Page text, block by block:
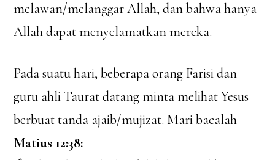
melawan/melanggar Allah, dan bahwa hanya
Allah dapat menyelamatkan mereka.
Pada suatu hari, beberapa orang Farisi dan
guru ahli Taurat datang minta melihat Yesus
berbuat tanda ajaib/mujizat. Mari bacalah
Matius 12:38: